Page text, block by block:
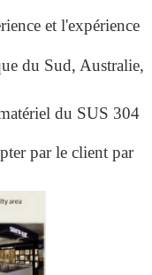
message
et l'expérience
du Sud, Australie,
du SUS 304
par le client par